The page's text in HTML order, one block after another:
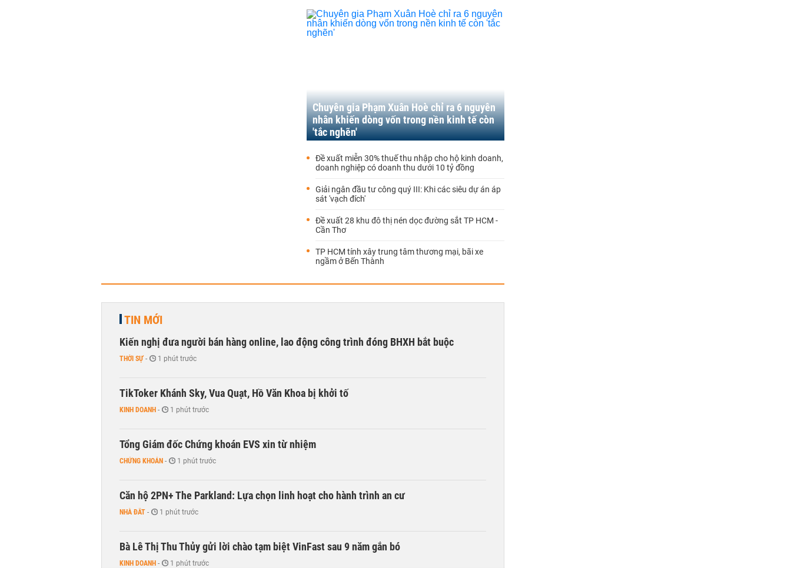
Chuyên gia Phạm Xuân Hoè chỉ ra 6 nguyên
nhân khiến dòng vốn trong nền kinh tế còn
'tắc nghẽn'
Đề xuất miễn 30% thuế thu nhập cho hộ kinh doanh,
doanh nghiệp có doanh thu dưới 10 tỷ đồng
Giải ngân đầu tư công quý III: Khi các siêu dự án áp
sát 'vạch đích'
Đề xuất 28 khu đô thị nén dọc đường sắt TP HCM -
Cần Thơ
TP HCM tính xây trung tâm thương mại, bãi xe
ngầm ở Bến Thành
TIN MỚI
Kiến nghị đưa người bán hàng online, lao động công trình đóng BHXH bắt buộc
THỜI SỰ - 1 phút trước
TikToker Khánh Sky, Vua Quạt, Hồ Văn Khoa bị khởi tố
KINH DOANH - 1 phút trước
Tổng Giám đốc Chứng khoán EVS xin từ nhiệm
CHỨNG KHOÁN - 1 phút trước
Căn hộ 2PN+ The Parkland: Lựa chọn linh hoạt cho hành trình an cư
NHÀ ĐẤT - 1 phút trước
Bà Lê Thị Thu Thủy gửi lời chào tạm biệt VinFast sau 9 năm gắn bó
KINH DOANH - 1 phút trước